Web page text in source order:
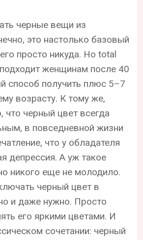
черные вещи из
это настолько базовый
просто никуда. Но total
женщинам после 40
способ получить плюс 5–7
возрасту. К тому же,
что черный цвет всегда
в повседневной жизни
что у обладателя
депрессия. А уж такое
никого еще не молодило.
черный цвет в
и даже нужно. Просто
его яркими цветами. И
сочетании: черный